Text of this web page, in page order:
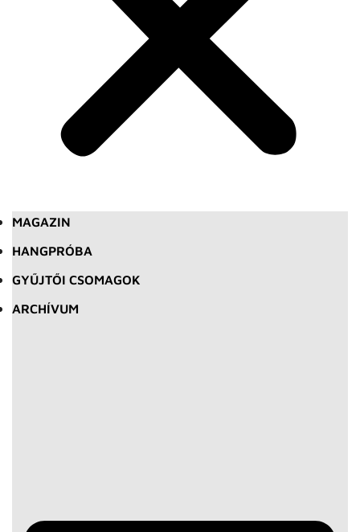
MAGAZIN
HANGPRÓBA
GYŰJTŐI CSOMAGOK
ARCHÍVUM